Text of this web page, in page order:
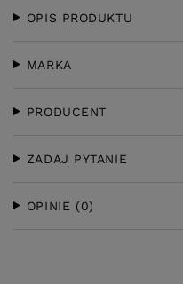
OPIS PRODUKTU
MARKA
PRODUCENT
ZADAJ PYTANIE
OPINIE (0)